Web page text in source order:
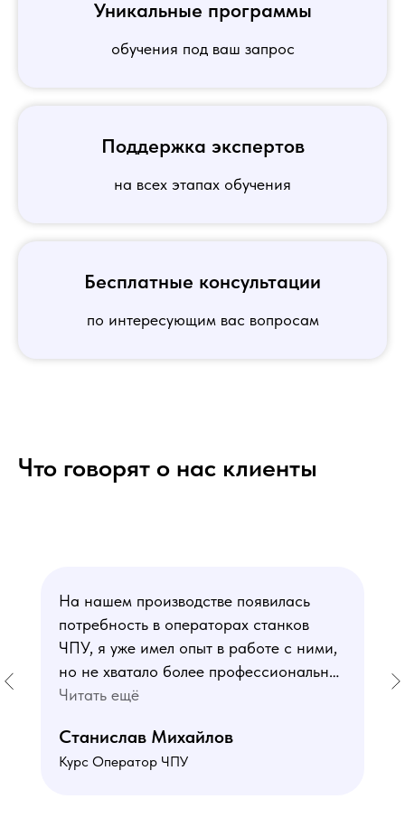
Уникальные программы
обучения под ваш запрос
Поддержка экспертов
на всех этапах обучения
Бесплатные консультации
по интересующим вас вопросам
Что говорят о нас клиенты
На нашем производстве появилась
потребность в операторах станков
ЧПУ, я уже имел опыт в работе с ними,
но не хватало более профессиональных
знаний. В курсе мне понравился блок
и программированию - это как раз то,
чего мне не хватало. Преподаватели
Читать ещё
Станислав Михайлов
Курс Оператор ЧПУ